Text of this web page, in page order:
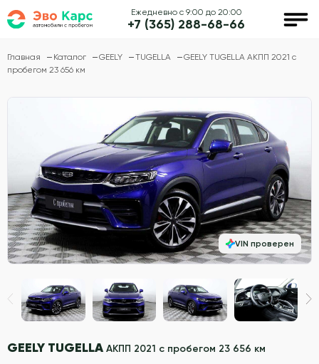
Ежедневно с 9:00 до 20:00
+7 (365) 288-68-66
Главная Каталог GEELY TUGELLA
GEELY TUGELLA АКПП 2021 с
пробегом 23 656 км
GEELY TUGELLA АКПП 2021 с пробегом 23 656 км
VIN проверен